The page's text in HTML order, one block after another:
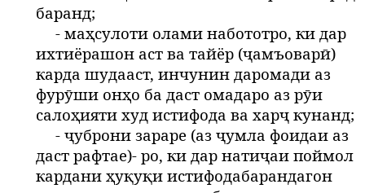
баранд;
- маҳсулоти олами набототро, ки дар
ихтиёрашон аст ва тайёр (ҷамъоварӣ)
карда шудааст, инчунин даромади аз
фурӯши онҳо ба даст омадаро аз рӯи
салоҳияти худ истифода ва харҷ кунанд;
- ҷуброни зараре (аз ҷумла фоидаи аз
даст рафтае)- ро, ки дар натиҷаи поймол
кардани ҳуқуқи истифодабарандагон